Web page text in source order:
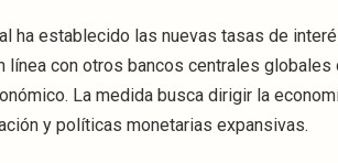
ha establecido las nuevas tasas de
línea con otros bancos centrales
La medida busca dirigir la
y políticas monetarias expansivas.